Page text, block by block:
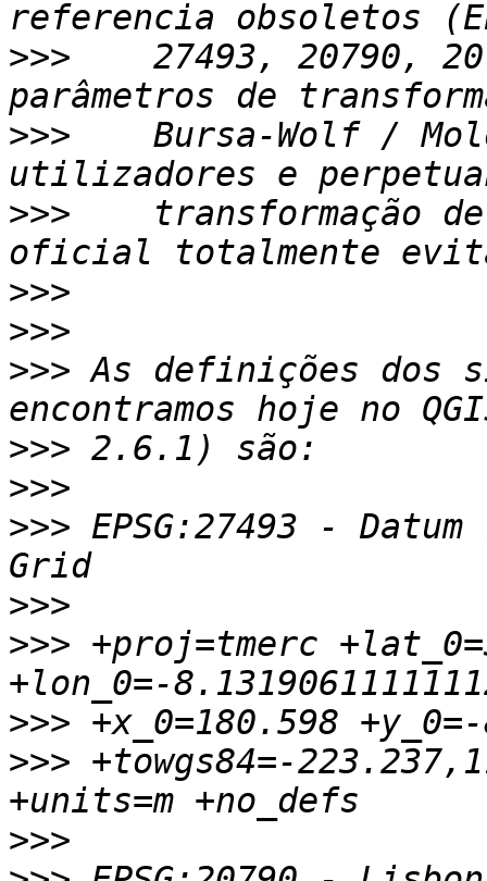
>>>
27493, 20790,
>>>
Bursa-Wolf /
>>>
transformação
>>>
>>>
>>> As definições dos
>>>
>>>
>>> EPSG:27493 -
>>>
>>> +proj=tmerc
>>>
>>> +towgs84=-
>>>